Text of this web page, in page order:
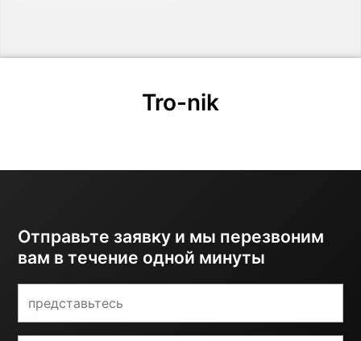
Tro-nik
Отправьте заявку и мы перезвоним
вам в течение одной минуты